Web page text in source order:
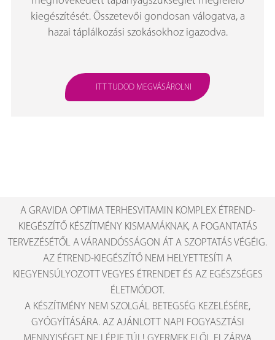
kiegészítését. Összetevői gondosan válogatva, a
hazai táplálkozási szokásokhoz igazodva.
ITT TUDOD MEGVÁSÁROLNI
A GRAVIDA OPTIMA TERHESVITAMIN KOMPLEX ÉTREND-
KIEGÉSZÍTŐ KÉSZÍTMÉNY KISMAMÁKNAK, A FOGANTATÁS
TERVEZÉSÉTŐL A VÁRANDÓSSÁGON ÁT A SZOPTATÁS VÉGÉIG.
AZ ÉTREND-KIEGÉSZÍTŐ NEM HELYETTESÍTI A
KIEGYENSÚLYOZOTT VEGYES ÉTRENDET ÉS AZ EGÉSZSÉGES
ÉLETMÓDOT.
A KÉSZÍTMÉNY NEM SZOLGÁL BETEGSÉG KEZELÉSÉRE,
GYÓGYÍTÁSÁRA. AZ AJÁNLOTT NAPI FOGYASZTÁSI